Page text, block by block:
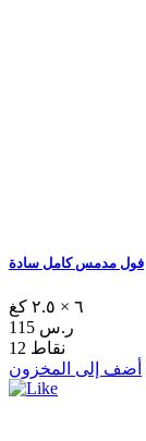
فول مدمس كامل سادة
٦ × ٢.٥ كغ
115 ر.س
12 نقاط
أضف إلى المخزون